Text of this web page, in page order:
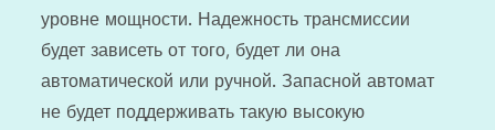
уровне мощности. Надежность трансмиссии
будет зависеть от того, будет ли она
автоматической или ручной. Запасной автомат
не будет поддерживать такую ​​высокую